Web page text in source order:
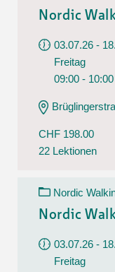
Nordic
03.07.26 -
Freitag
09:00 -
CHF 198.00
22 Lektionen
Nordic
Nordic
03.07.26 -
Freitag